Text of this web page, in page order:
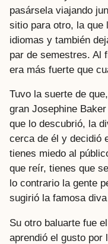
pasársela viajando
sitio para otro, la que
idiomas y también
par de semestres. Al
era más fuerte que
Tuvo la suerte de
gran Josephine
que lo descubrió, la
cerca de él y decidió
tienes miedo al
que reír, tienes que
lo contrario la gente
sugirió la famosa
Su otro baluarte fue
aprendió el gusto por